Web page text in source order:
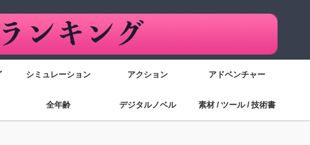
シミュレーション アクション アドベンチャー
全年齢 デジタルノベル 素材 / ツール / 技術書